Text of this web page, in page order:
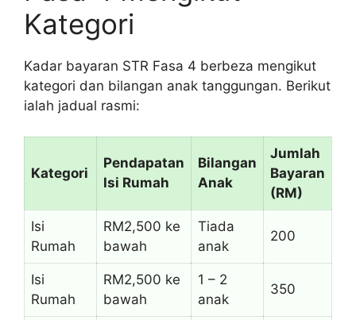
Kategori
Kadar bayaran STR Fasa 4 berbeza mengikut
kategori dan bilangan anak tanggungan. Berikut
ialah jadual rasmi:
Kategori
Pendapatan
Isi Rumah
Bilangan
Anak
Jumlah
Bayaran
(RM)
Isi
Rumah
RM2,500 ke
bawah
Tiada
anak
200
Isi
Rumah
RM2,500 ke
bawah
1 – 2
anak
350